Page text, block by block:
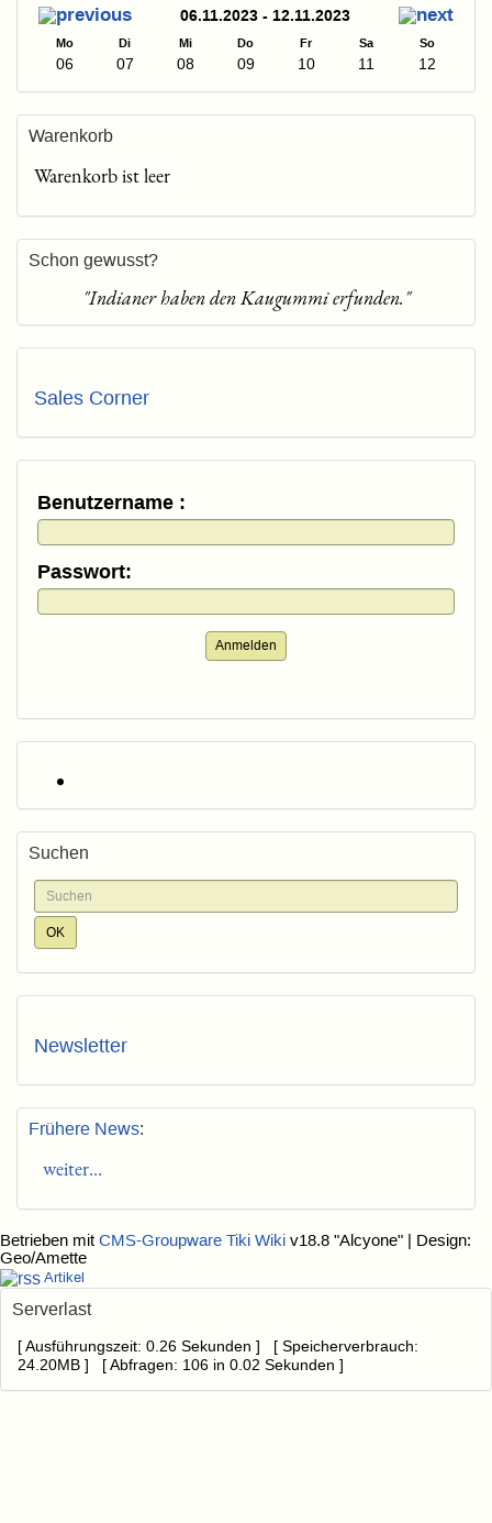
06.11.2023 - 12.11.2023
Mo Di Mi Do Fr Sa So
06 07 08 09 10 11 12
Warenkorb
Warenkorb ist leer
Schon gewusst?
"Indianer haben den Kaugummi erfunden."
Sales Corner
Benutzername :
Passwort:
Anmelden
Suchen
Newsletter
Frühere News:
weiter...
Betrieben mit CMS-Groupware Tiki Wiki v18.8 "Alcyone" | Design:
Geo/Amette
Artikel
Serverlast
[ Ausführungszeit: 0.26 Sekunden ] [ Speicherverbrauch:
24.20MB ] [ Abfragen: 106 in 0.02 Sekunden ]